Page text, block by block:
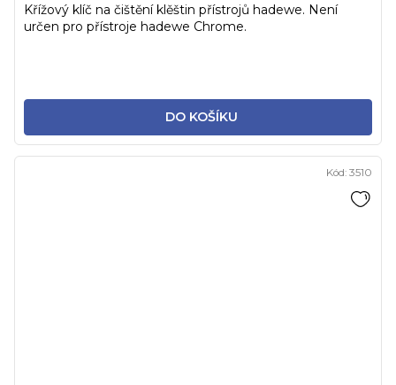
DO KOŠÍKU
Křížový klíč na čištění klěštin přístrojů hadewe. Není
určen pro přístroje hadewe Chrome.
Kód: 3510